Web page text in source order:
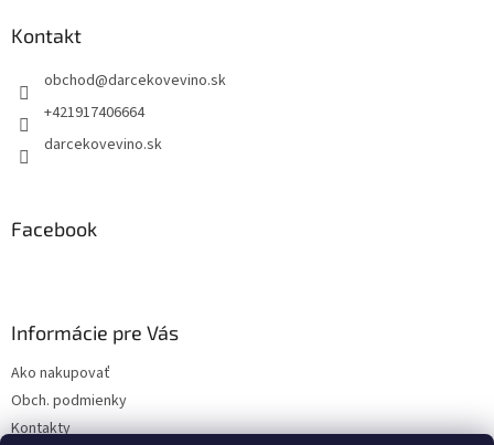
Kontakt
obchod@darcekovevino.sk
+421917406664
darcekovevino.sk
Facebook
Informácie pre Vás
Ako nakupovať
Obch. podmienky
Kontakty